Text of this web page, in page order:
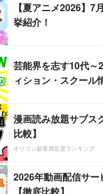
【夏アニメ2026】7
挙紹介！
芸能界を志す10代
ィション・スクール
漫画読み放題サブス
比較】
オリコン顧客満足度ランキング
2026年動画配信サ